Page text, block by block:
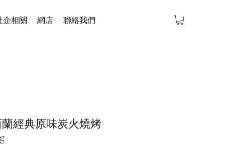
企相關 網店 聯絡我們
蘭經典原味炭火燒烤